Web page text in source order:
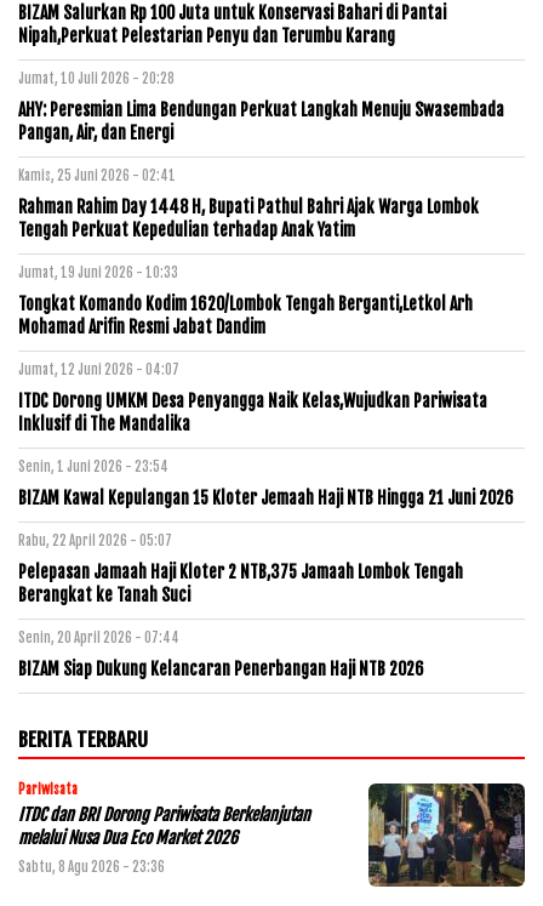
BIZAM Salurkan Rp 100 Juta untuk Konservasi Bahari di Pantai
Nipah,Perkuat Pelestarian Penyu dan Terumbu Karang
Jumat, 10 Juli 2026 - 20:28
AHY: Peresmian Lima Bendungan Perkuat Langkah Menuju Swasembada
Pangan, Air, dan Energi
Kamis, 25 Juni 2026 - 02:41
Rahman Rahim Day 1448 H, Bupati Pathul Bahri Ajak Warga Lombok
Tengah Perkuat Kepedulian terhadap Anak Yatim
Jumat, 19 Juni 2026 - 10:33
Tongkat Komando Kodim 1620/Lombok Tengah Berganti,Letkol Arh
Mohamad Arifin Resmi Jabat Dandim
Jumat, 12 Juni 2026 - 04:07
ITDC Dorong UMKM Desa Penyangga Naik Kelas,Wujudkan Pariwisata
Inklusif di The Mandalika
Senin, 1 Juni 2026 - 23:54
BIZAM Kawal Kepulangan 15 Kloter Jemaah Haji NTB Hingga 21 Juni 2026
Rabu, 22 April 2026 - 05:07
Pelepasan Jamaah Haji Kloter 2 NTB,375 Jamaah Lombok Tengah
Berangkat ke Tanah Suci
Senin, 20 April 2026 - 07:44
BIZAM Siap Dukung Kelancaran Penerbangan Haji NTB 2026
BERITA TERBARU
Pariwisata
ITDC dan BRI Dorong Pariwisata Berkelanjutan
melalui Nusa Dua Eco Market 2026
Sabtu, 8 Agu 2026 - 23:36